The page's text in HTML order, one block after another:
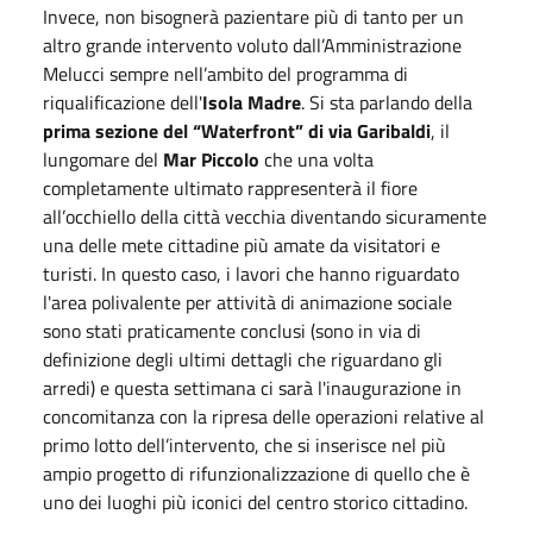
Invece, non bisognerà pazientare più di tanto per un
altro grande intervento voluto dall’Amministrazione
Melucci sempre nell’ambito del programma di
riqualificazione dell'Isola Madre. Si sta parlando della
prima sezione del “Waterfront” di via Garibaldi, il
lungomare del Mar Piccolo che una volta
completamente ultimato rappresenterà il fiore
all’occhiello della città vecchia diventando sicuramente
una delle mete cittadine più amate da visitatori e
turisti. In questo caso, i lavori che hanno riguardato
l'area polivalente per attività di animazione sociale
sono stati praticamente conclusi (sono in via di
definizione degli ultimi dettagli che riguardano gli
arredi) e questa settimana ci sarà l'inaugurazione in
concomitanza con la ripresa delle operazioni relative al
primo lotto dell’intervento, che si inserisce nel più
ampio progetto di rifunzionalizzazione di quello che è
uno dei luoghi più iconici del centro storico cittadino.